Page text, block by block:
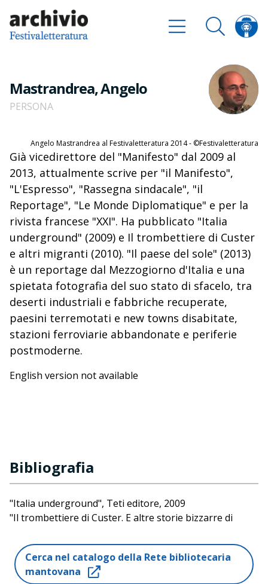
Mastrandrea, Angelo
PERSONA
Angelo Mastrandrea al Festivaletteratura 2014 - ©Festivaletteratura
Già vicedirettore del "Manifesto" dal 2009 al
2013, attualmente scrive per "il Manifesto",
"L'Espresso", "Rassegna sindacale", "il
Reportage", "Le Monde Diplomatique" e per la
rivista francese "XXI". Ha pubblicato "Italia
underground" (2009) e Il trombettiere di Custer
e altri migranti (2010). "Il paese del sole" (2013)
è un reportage dal Mezzogiorno d'Italia e una
spietata fotografia del suo stato di sfacelo, tra
deserti industriali e fabbriche recuperate,
paesini terremotati e new towns disabitate,
stazioni ferroviarie abbandonate e periferie
postmoderne.
English version not available
Bibliografia
"Italia underground", Teti editore, 2009
"Il trombettiere di Custer. E altre storie bizzarre di
"Il paese del sole", Ediesse, 2014
Cerca nel catalogo della Rete bibliotecaria
mantovana